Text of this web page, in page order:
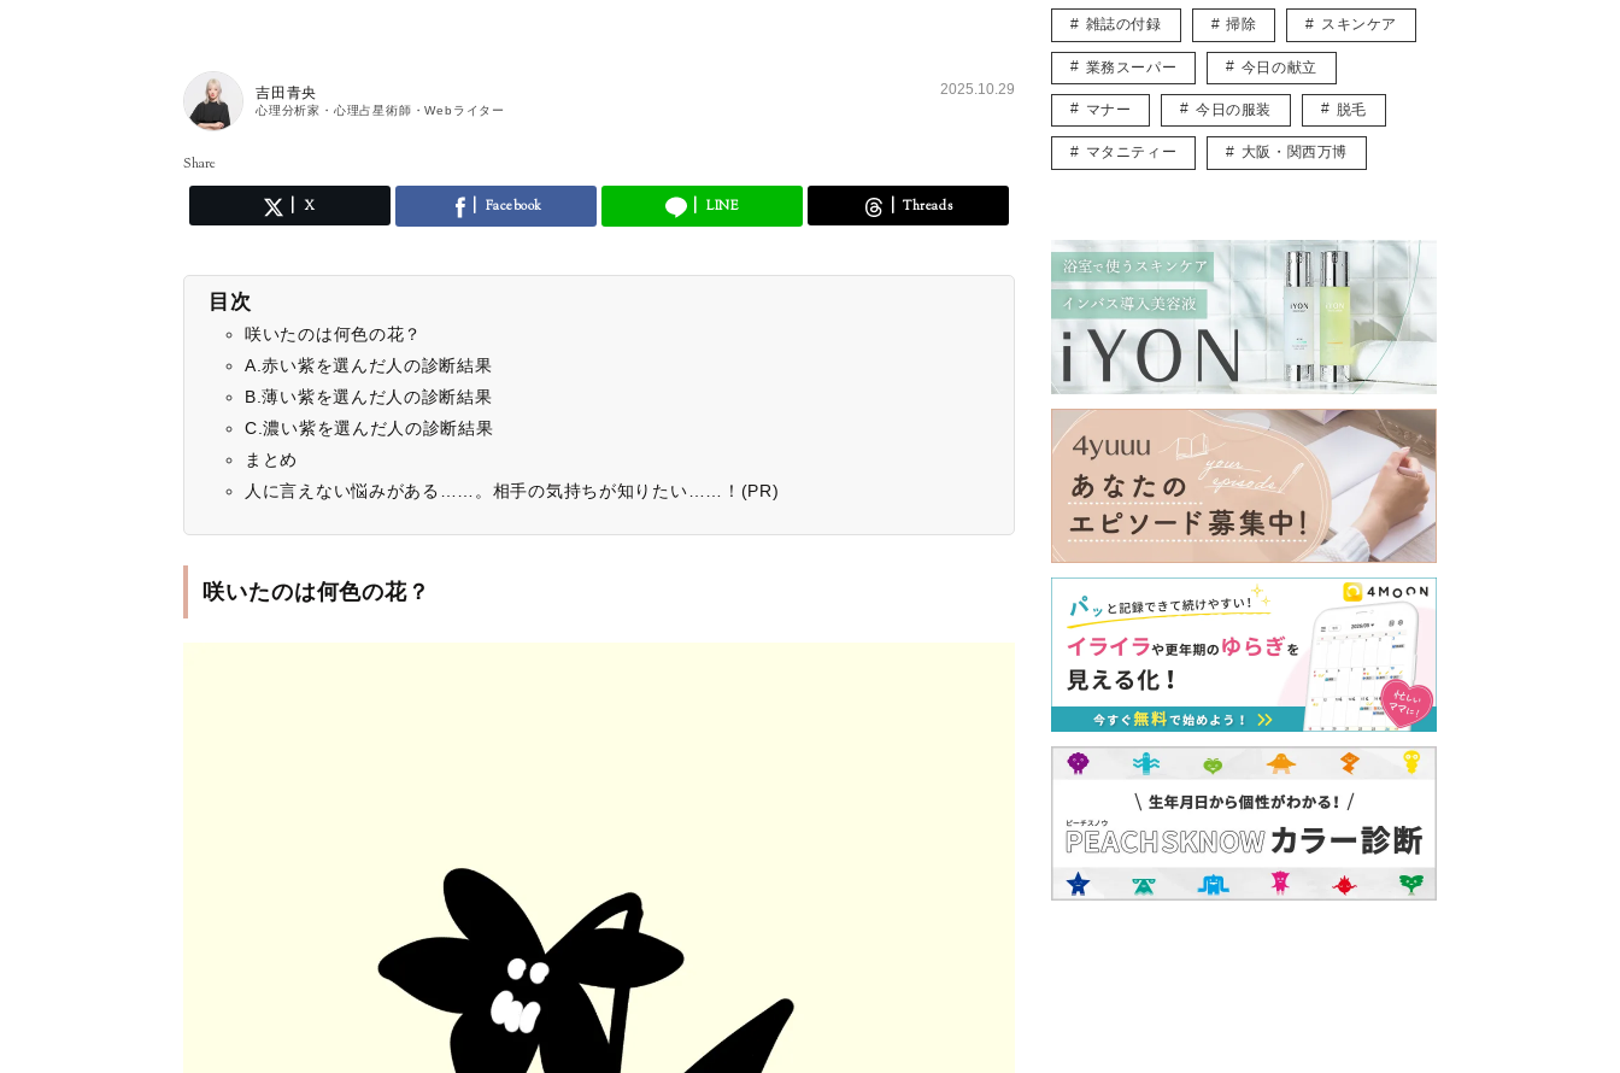
吉田青央
心理分析家・心理占星術師・Webライター
2025.10.29
Share
X Facebook LINE Threads
目次
咲いたのは何色の花？
A.赤い紫を選んだ人の診断結果
B.薄い紫を選んだ人の診断結果
C.濃い紫を選んだ人の診断結果
まとめ
人に言えない悩みがある……。相手の気持ちが知りたい……！(PR)
咲いたのは何色の花？
雑誌の付録 掃除 スキンケア
業務スーパー 今日の献立
マナー 今日の服装 脱毛
マタニティー 大阪・関西万博